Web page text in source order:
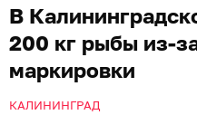
В
200 кг рыбы из-
маркировки
КАЛИНИНГРАД